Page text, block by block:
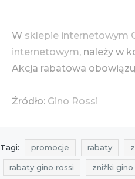
W sklepie internetowym
internetowym, należy w
Akcja rabatowa
Źródło: Gino Rossi
Tagi: promocje rabaty
rabaty gino rossi zniżki gino